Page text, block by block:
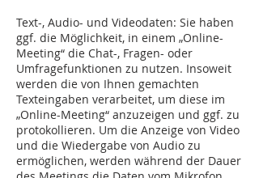
Text-, Audio- und Videodaten: Sie haben
ggf. die Möglichkeit, in einem „Online-
Meeting“ die Chat-, Fragen- oder
Umfragefunktionen zu nutzen. Insoweit
werden die von Ihnen gemachten
Texteingaben verarbeitet, um diese im
„Online-Meeting“ anzuzeigen und ggf. zu
protokollieren. Um die Anzeige von Video
und die Wiedergabe von Audio zu
ermöglichen, werden während der Dauer